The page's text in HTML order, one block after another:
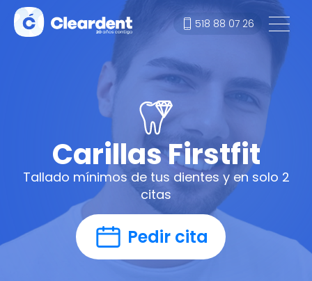
518 88 07 26
Carillas Firstfit
Tallado mínimos de tus dientes y en solo 2
citas
Pedir cita